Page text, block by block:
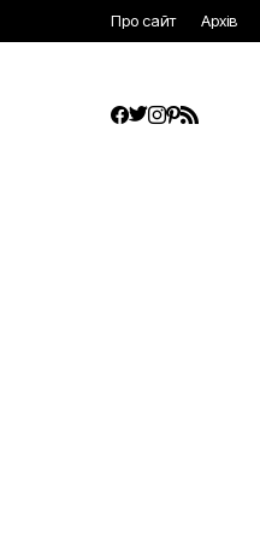
Про сайт Архів